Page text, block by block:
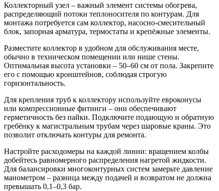
Коллекторный узел – важный элемент системы обогрева,
распределяющий потоки теплоносителя по контурам. Для
монтажа потребуется сам коллектор, насосно-смесительный
блок, запорная арматура, термостаты и крепёжные элементы.
Разместите коллектор в удобном для обслуживания месте,
обычно в техническом помещении или нише стены.
Оптимальная высота установки – 50–60 см от пола. Закрепите
его с помощью кронштейнов, соблюдая строгую
горизонтальность.
Для крепления труб к коллектору используйте евроконусы
или компрессионные фитинги – они обеспечивают
герметичность без пайки. Подключите подающую и обратную
гребёнку к магистральным трубам через шаровые краны. Это
позволит отключать контуры для ремонта.
Настройте расходомеры на каждой линии: вращением колбы
добейтесь равномерного распределения нагретой жидкости.
Для балансировки многоконтурных систем замерьте давление
манометром – разница между подачей и возвратом не должна
превышать 0,1–0,3 бар.